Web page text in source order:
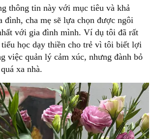
thông tin này với mục tiêu và khả
đình, cha mẹ sẽ lựa chọn được ngôi
với gia đình mình. Ví dụ tôi đã rất
học dạy thiền cho trẻ vì tôi biết lợi
việc quản lý cảm xúc, nhưng đành bỏ
xa nhà.